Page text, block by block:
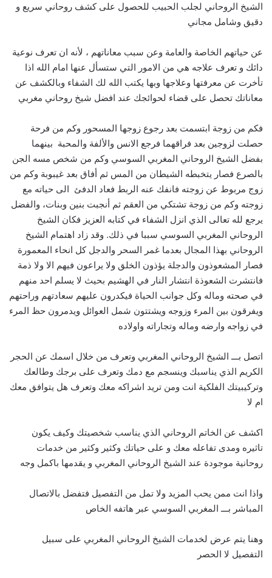
الشيخ الروحاني لجلب الحبيب للحصول على كشف روحاني سريع و
دقيق وشامل مجاني
عن حياتهم الخاصة والعامة وعن سبب معاناتهم ، لأنه ان تعرف نوعية
دائك و تعرف علاجه هي من الامور التي ستسأل عنها امام الله اذا
تأخرت عن معرفتها وعلاجها وبها يكتب الله لك الشفاء وبالكشف عن
معاناتك تحصل على قضاء لحوائجك عند افضل شيخ روحاني مغربي
فكم من زوجة ابتسمت بعد رجوع زوجها المسحور وكم من فرحة
حصلت لزوجين بعد فراقهما فرجع الانس والألفة والمحبة بينهما
بفضل الشيخ الروحاني المغربي السوسي وكم من شخص مسه الجن
بالصرع فصار يتخبطه الشيطان من المس ثم أفاق بعد غيبوبة وكم من
زوج مربوط عن زوجته فانفك عنه الربط فعاد الدفئ الى حياته مع
زوجته وكم من زوجة تشتكي من العقم ثم أنجبت بنين وبنات، والفضل
يرجع لله تعالى الذي انزل الشفاء في كتابه العزيز فكان الشيخ
الروحاني المغربي السوسي سببا في ذلك. وقد زاد اهتمام الشيخ
الروحاني بهذا المجال بعدما غمر السحر والدجل كل انحاء المعمورة
فصار المشعوذون والدجلة يؤذون الخلق ولا يراعون فيهم الا ولا ذمة
فانتشرت الشعوذة انتشار النار في الهشيم بحيث لا يسلم احد منهم
في صحته وماله وكل جوانب الحياة فيكدرون عليهم سعادتهم وراحتهم
ويفرقون بين المرء وزوجه ويشتتون شمل العوائل ويدمرون حظ المرء
في زواجه وارضه وماله وتجاراته واولاده
اتصل بـــ الشيخ الروحاني المغربي وتعرف من خلال اسمك عن الحجر
الكريم الذي يناسبك وينسجم مع دمك وتعرف على برجك وطالعك
وتركيبيتك الفلكية انت ومن تريد اشراكه معك وتعرف هل يتوافق معك
ام لا
اكشف عن الخاتم الروحاني الذي يناسب شخصيتك وكيف يكون
تاثيره ومدى تفاعله معك و على حياتك وكثير وكثير من خدمات
روحانية موجودة عند الشيخ الروحاني المغربي و يقدمها باكمل وجه
واذا انت ممن يحب المزيد ولا تمل من التفصيل فتفضل بالاتصال
المباشر بـــ المغربي السوسي عبر هاتفه الخاص
وهنا يتم عرض لخدمات الشيخ الروحاني المغربي على سبيل
التفصيل لا الحصر